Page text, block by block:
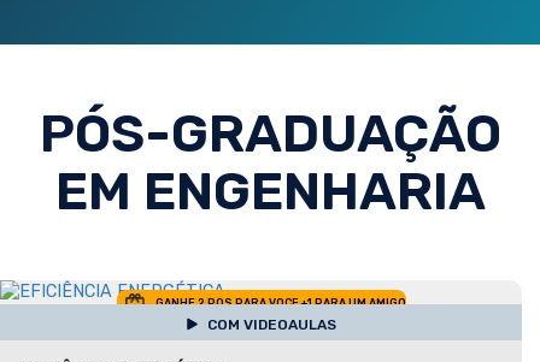
PÓS-GRADUAÇÃO
EM ENGENHARIA
GANHE 2 POS PARA VOCE +1 PARA UM AMIGO
COM VIDEOAULAS